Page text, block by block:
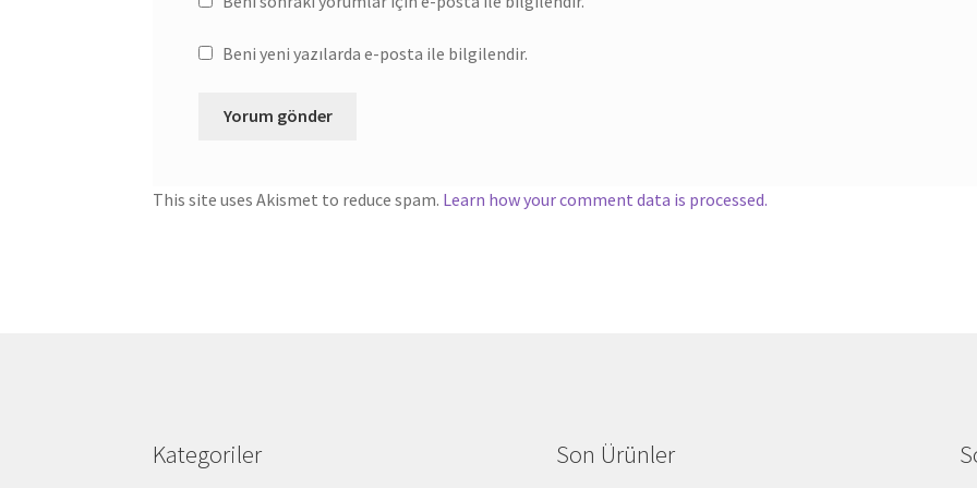
Beni yeni yazılarda e-posta ile bilgilendir.
This site uses Akismet to reduce spam. Learn how your comment data is processed.
Kategoriler Son Ürünler